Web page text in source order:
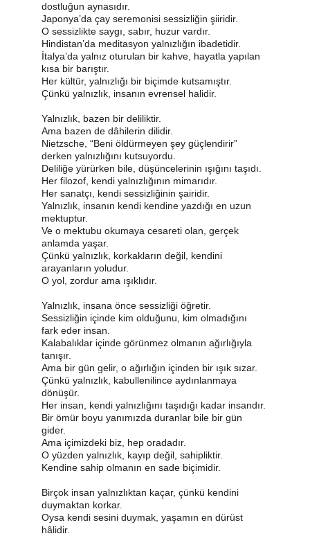
dostluğun aynasıdır.
Japonya’da çay seremonisi sessizliğin şiiridir.
O sessizlikte saygı, sabır, huzur vardır.
Hindistan’da meditasyon yalnızlığın ibadetidir.
İtalya’da yalnız oturulan bir kahve, hayatla yapılan
kısa bir barıştır.
Her kültür, yalnızlığı bir biçimde kutsamıştır.
Çünkü yalnızlık, insanın evrensel halidir.
Yalnızlık, bazen bir deliliktir.
Ama bazen de dâhilerin dilidir.
Nietzsche, “Beni öldürmeyen şey güçlendirir”
derken yalnızlığını kutsuyordu.
Deliliğe yürürken bile, düşüncelerinin ışığını taşıdı.
Her filozof, kendi yalnızlığının mimarıdır.
Her sanatçı, kendi sessizliğinin şairidir.
Yalnızlık, insanın kendi kendine yazdığı en uzun
mektuptur.
Ve o mektubu okumaya cesareti olan, gerçek
anlamda yaşar.
Çünkü yalnızlık, korkakların değil, kendini
arayanların yoludur.
O yol, zordur ama ışıklıdır.
Yalnızlık, insana önce sessizliği öğretir.
Sessizliğin içinde kim olduğunu, kim olmadığını
fark eder insan.
Kalabalıklar içinde görünmez olmanın ağırlığıyla
tanışır.
Ama bir gün gelir, o ağırlığın içinden bir ışık sızar.
Çünkü yalnızlık, kabullenilince aydınlanmaya
dönüşür.
Her insan, kendi yalnızlığını taşıdığı kadar insandır.
Bir ömür boyu yanımızda duranlar bile bir gün
gider.
Ama içimizdeki biz, hep oradadır.
O yüzden yalnızlık, kayıp değil, sahipliktir.
Kendine sahip olmanın en sade biçimidir.
Birçok insan yalnızlıktan kaçar, çünkü kendini
duymaktan korkar.
Oysa kendi sesini duymak, yaşamın en dürüst
hâlidir.